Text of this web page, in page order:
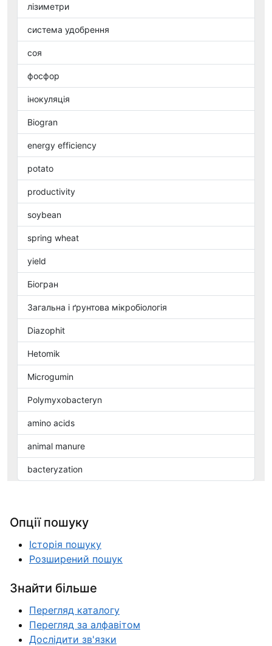
лізиметри
система удобрення
соя
фосфор
інокуляція
Biogran
energy efficiency
potato
productivity
soybean
spring wheat
yield
Біогран
Загальна і ґрунтова мікробіологія
Diazophit
Hetomik
Microgumin
Polymyxobacteryn
amino acids
animal manure
bacteryzation
Опції пошуку
Історія пошуку
Розширений пошук
Знайти більше
Перегляд каталогу
Перегляд за алфавітом
Дослідити зв'язки